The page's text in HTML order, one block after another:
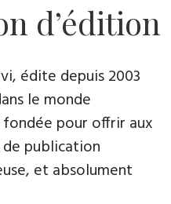
d’édition
édite depuis 2003
le monde
pour offrir aux
publication
et absolument